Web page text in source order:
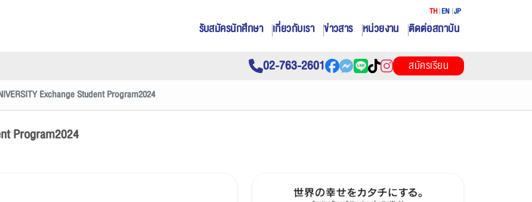
รับสมัครนักศึกษา เกี่ยวกับเรา ข่าวสาร หน่วยงาน ติดต่อสถาบัน
TH EN JP
02-763-2601 สมัครเรียน
Exchange Student Program2024
Program2024